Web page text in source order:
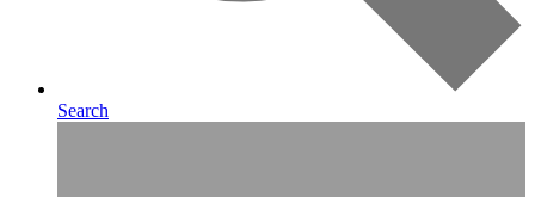
Search